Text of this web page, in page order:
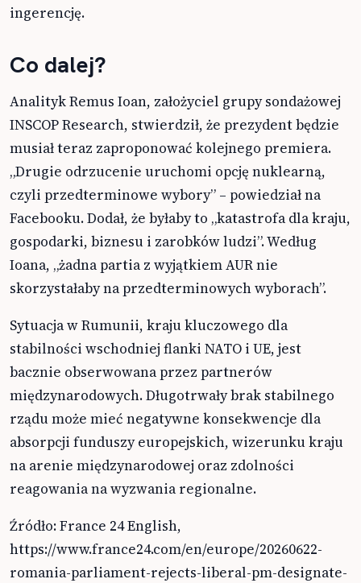
ingerencję.
Co dalej?
Analityk Remus Ioan, założyciel grupy sondażowej
INSCOP Research, stwierdził, że prezydent będzie
musiał teraz zaproponować kolejnego premiera.
„Drugie odrzucenie uruchomi opcję nuklearną,
czyli przedterminowe wybory” – powiedział na
Facebooku. Dodał, że byłaby to „katastrofa dla kraju,
gospodarki, biznesu i zarobków ludzi”. Według
Ioana, „żadna partia z wyjątkiem AUR nie
skorzystałaby na przedterminowych wyborach”.
Sytuacja w Rumunii, kraju kluczowego dla
stabilności wschodniej flanki NATO i UE, jest
bacznie obserwowana przez partnerów
międzynarodowych. Długotrwały brak stabilnego
rządu może mieć negatywne konsekwencje dla
absorpcji funduszy europejskich, wizerunku kraju
na arenie międzynarodowej oraz zdolności
reagowania na wyzwania regionalne.
Źródło: France 24 English,
https://www.france24.com/en/europe/20260622-
romania-parliament-rejects-liberal-pm-designate-